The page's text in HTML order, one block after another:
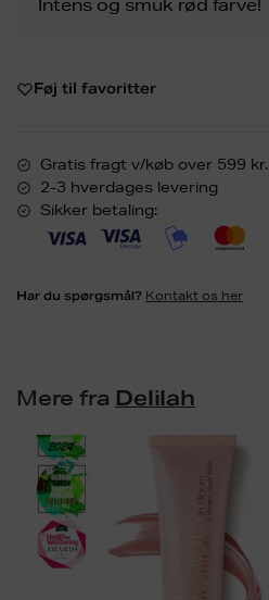
Intens og smuk rød farve!
Føj til favoritter
Gratis fragt v/køb over 599 kr.
2-3 hverdages levering
Sikker betaling:
Har du spørgsmål? Kontakt os her
Mere fra Delilah